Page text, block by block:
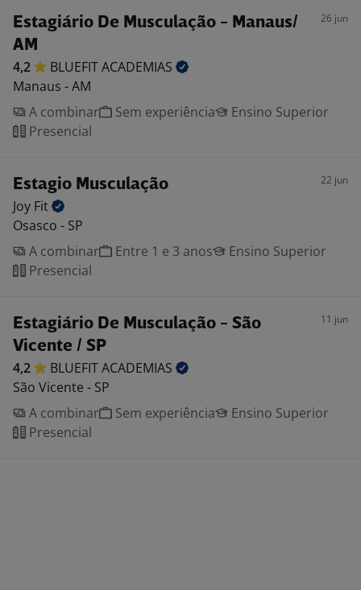
Estagiário De Musculação - Manaus/
AM
26 jun
4,2 BLUEFITACADEMIAS
Manaus - AM
A combinar
Sem experiência
Ensino Superior
Presencial
Estagio Musculação 22 jun
Joy Fit
Osasco - SP
A combinar
Entre 1 e 3 anos
Ensino Superior
Presencial
Estagiário De Musculação - São
Vicente / SP
11 jun
4,2 BLUEFITACADEMIAS
São Vicente - SP
A combinar
Sem experiência
Ensino Superior
Presencial